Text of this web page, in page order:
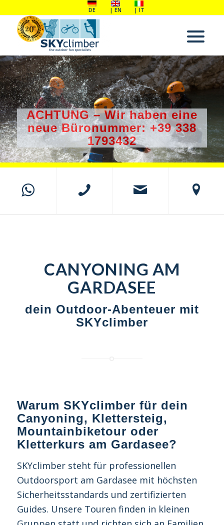
DE EN IT
ACHTUNG – Wir haben eine
neue Büronummer: +39 338
1793432
CANYONING AM
GARDASEE
dein Outdoor-Abenteuer mit
SKYclimber
Warum SKYclimber für dein
Canyoning, Klettersteig,
Mountainbiketour oder
Kletterkurs am Gardasee?
SKYclimber steht für professionellen
Outdoorsport am Gardasee mit höchsten
Sicherheitsstandards und zertifizierten
Guides. Unsere Touren finden in kleinen